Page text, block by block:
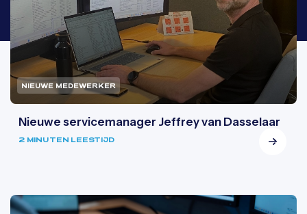
NIEUWE MEDEWERKER
Nieuwe servicemanager Jeffrey van Dasselaar
2 MINUTEN LEESTIJD